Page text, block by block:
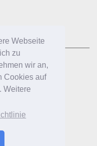
Webseite
zu
wir an,
Cookies auf
Weitere